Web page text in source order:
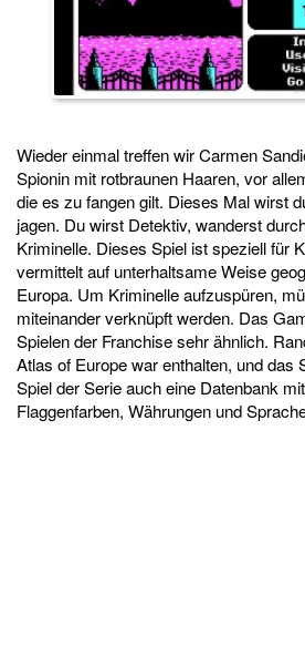
Wieder einmal treffen wir Carmen
Spionin mit rotbraunen Haaren, vor
die es zu fangen gilt. Dieses Mal wirst
jagen. Du wirst Detektiv, wanderst
Kriminelle. Dieses Spiel ist speziell für
vermittelt auf unterhaltsame Weise
Europa. Um Kriminelle aufzuspüren,
miteinander verknüpft werden. Das
Spielen der Franchise sehr ähnlich.
Atlas of Europe war enthalten, und das
Spiel der Serie auch eine Datenbank
Flaggenfarben, Währungen und